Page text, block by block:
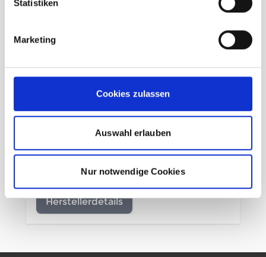
Statistiken
Marketing
Cookies zulassen
Auswahl erlauben
Nur notwendige Cookies
Tiefzughaken
Gummizug oben
atmungsaktives Obermaterial
Mehr Informationen
Hersteller Koch Alpin
Herstellerdetails